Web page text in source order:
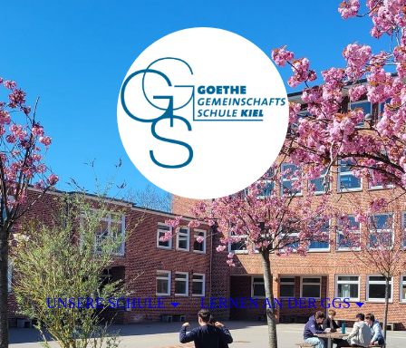
UNSERE SCHULE LERNEN AN DER GGS